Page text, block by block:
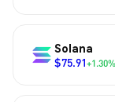
Solana
$75.91+1.30%